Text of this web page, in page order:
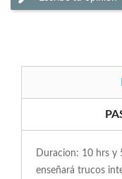
Duracion: 10 hrs y
enseñará trucos